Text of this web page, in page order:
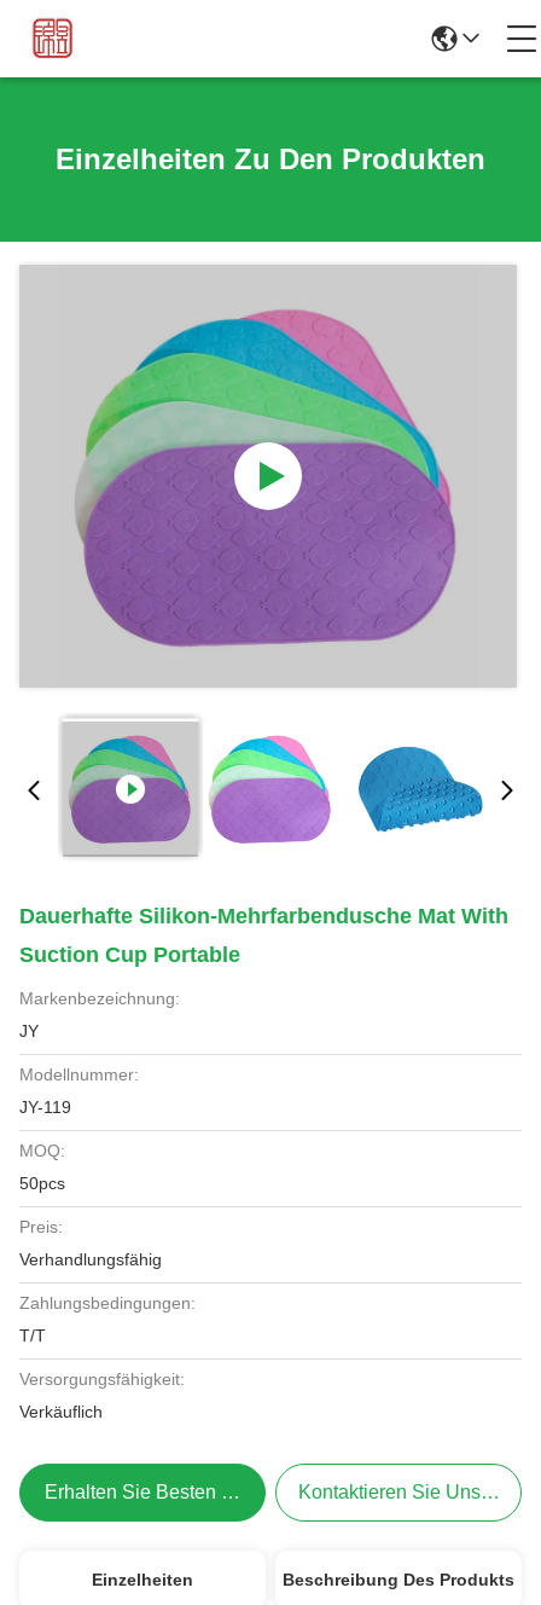
Einzelheiten Zu Den Produkten
Dauerhafte Silikon-Mehrfarbendusche Mat With
Suction Cup Portable
Markenbezeichnung:
JY
Modellnummer:
JY-119
MOQ:
50pcs
Preis:
Verhandlungsfähig
Zahlungsbedingungen:
T/T
Versorgungsfähigkeit:
Verkäuflich
Erhalten Sie Besten Preis Kontaktieren Sie Uns Jetzt
Einzelheiten Beschreibung Des Produkts